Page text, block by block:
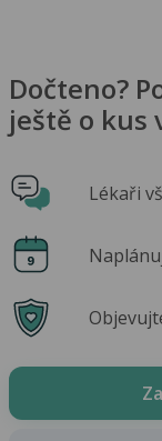
Dočteno?
ještě o kus
Lékaři